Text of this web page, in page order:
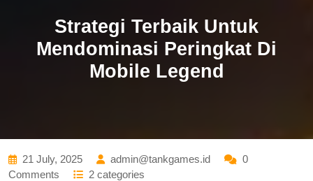
Strategi Terbaik Untuk
Mendominasi Peringkat Di
Mobile Legend
21 July, 2025 admin@tankgames.id
0
Comments
2 categories